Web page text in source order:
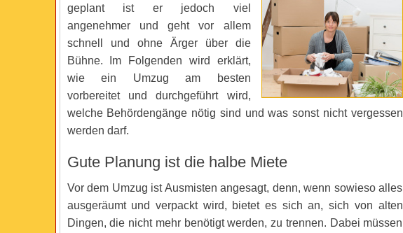
geplant ist er jedoch viel
angenehmer und geht vor allem
schnell und ohne Ärger über die
Bühne. Im Folgenden wird erklärt,
wie ein Umzug am besten
vorbereitet und durchgeführt wird,
welche Behördengänge nötig sind und was sonst nicht vergessen
werden darf.
Gute Planung ist die halbe Miete
Vor dem Umzug ist Ausmisten angesagt, denn, wenn sowieso alles
ausgeräumt und verpackt wird, bietet es sich an, sich von alten
Dingen, die nicht mehr benötigt werden, zu trennen. Dabei müssen